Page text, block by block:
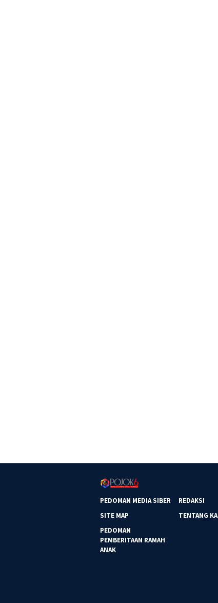
PEDOMAN MEDIA SIBER REDAKSI
SITE MAP
TENTANG
PEDOMAN
PEMBERITAAN RAMAH
ANAK